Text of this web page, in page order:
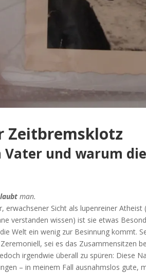
Zeitbremsklotz
und warum
man.
erwachsener Sicht als lupenreiner
verstanden wissen) ist sie etwas
Welt ein wenig zur Besinnung kommt.
sei es das Zusammensitzen
irgendwie überall zu spüren: Diese
– in meinem Fall ausnahmslos gute,